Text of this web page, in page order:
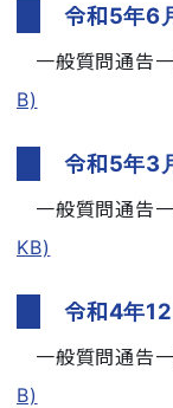
令和5年6
一般質問通告
B)
令和5年3
一般質問通告
KB)
令和4年
一般質問通告
B)